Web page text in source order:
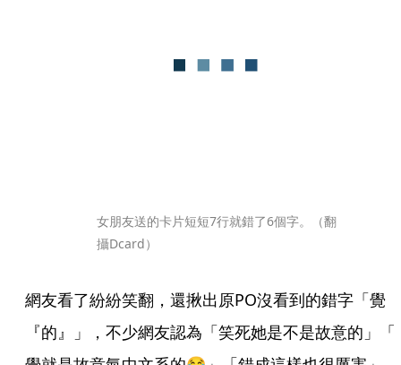
女朋友送的卡片短短7行就錯了6個字。（翻
攝Dcard）
網友看了紛紛笑翻，還揪出原PO沒看到的錯字「覺
『的』」，不少網友認為「笑死她是不是故意的」「